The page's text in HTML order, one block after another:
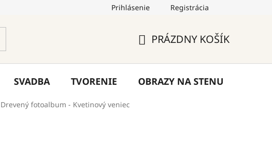
Hodnotenie obchodu Blog Kontakty
Prihlásenie Registrácia
KOŠÍK
PRÁZDNY KOŠÍK
SVADBA TVORENIE OBRAZY NA STENU
Drevený fotoalbum - Kvetinový veniec